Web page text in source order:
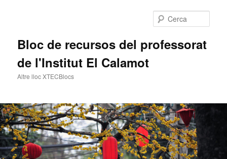
Bloc de recursos del professorat
de l'Institut El Calamot
Altre lloc XTECBlocs